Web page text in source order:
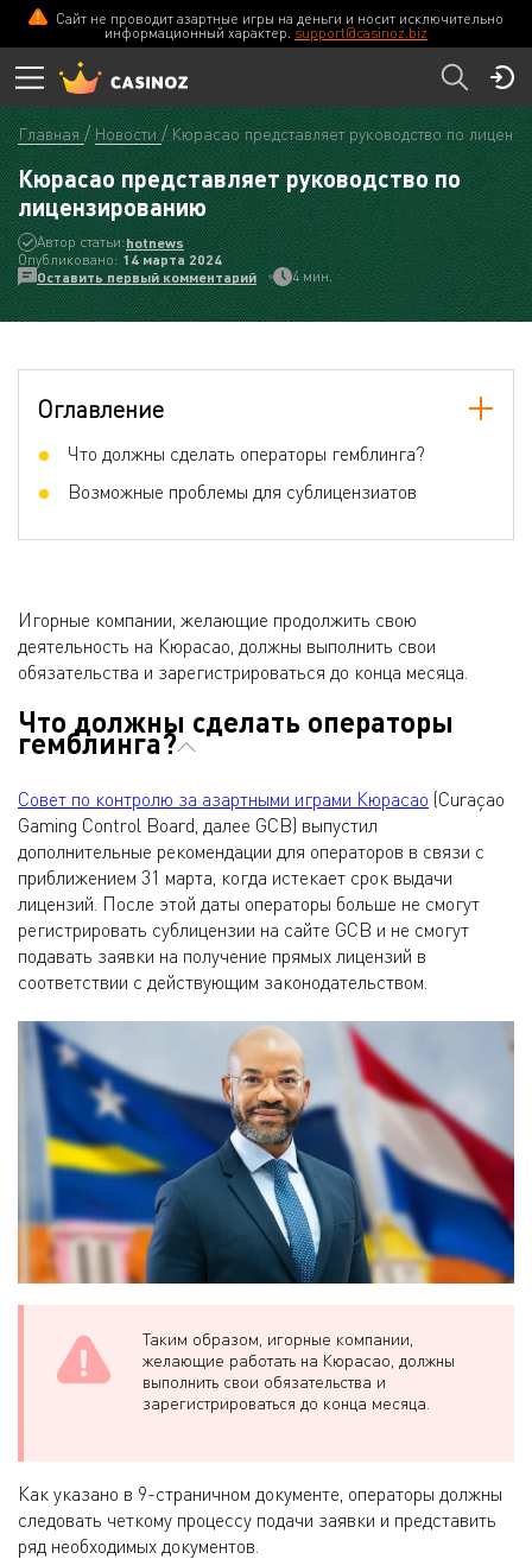
Сайт не проводит азартные игры на деньги и носит исключительно
информационный характер. support@casinoz.biz
Главная Новости Кюрасао представляет руководство по
Кюрасао представляет руководство по
лицензированию
Автор статьи:hotnews
Опубликовано: 14 мартa 2024
Оставить первый комментарий
4 мин.
Оглавление
Что должны сделать операторы гемблинга?
Возможные проблемы для сублицензиатов
Игорные компании, желающие продолжить свою
деятельность на Кюрасао, должны выполнить свои
обязательства и зарегистрироваться до конца месяца.
Что должны сделать операторы
гемблинга?
Совет по контролю за азартными играми Кюрасао (Curaçao
Gaming Control Board, далее GCB) выпустил
дополнительные рекомендации для операторов в связи с
приближением 31 марта, когда истекает срок выдачи
лицензий. После этой даты операторы больше не смогут
регистрировать сублицензии на сайте GCB и не смогут
подавать заявки на получение прямых лицензий в
соответствии с действующим законодательством.
Таким образом, игорные компании,
желающие работать на Кюрасао, должны
выполнить свои обязательства и
зарегистрироваться до конца месяца.
Как указано в 9-страничном документе, операторы должны
следовать четкому процессу подачи заявки и представить
ряд необходимых документов.